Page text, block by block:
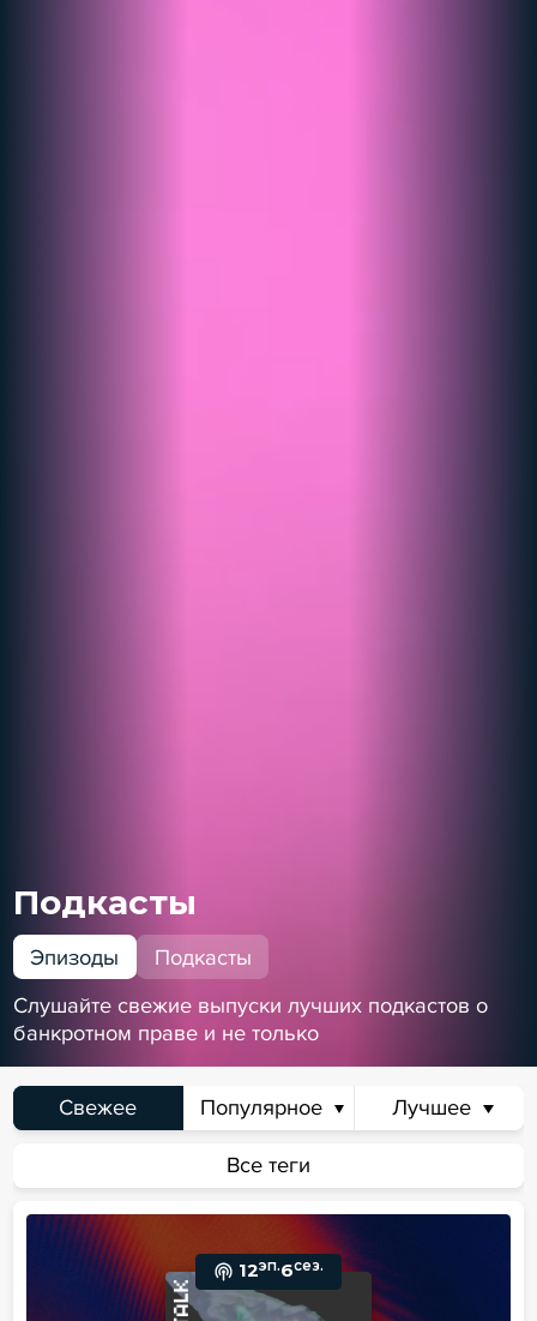
Подкасты
Эпизоды
Подкасты
Слушайте свежие выпуски лучших подкастов о
банкротном праве и не только
Свежее Популярное Лучшее
Все теги
Сегодня Неделя Месяц Всё время
12эп.6сез.